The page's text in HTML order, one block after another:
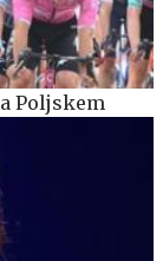
Poljskem